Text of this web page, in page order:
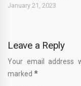
January 21, 2023
Leave a Reply
Your email address
marked *